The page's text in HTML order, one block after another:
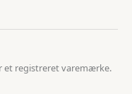
et registreret varemærke.